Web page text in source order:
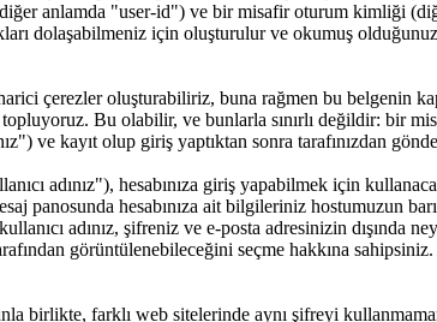
anlamda "user-id") ve bir misafir oturum kimliği
dolaşabilmeniz için oluşturulur ve okumuş
çerezler oluşturabiliriz, buna rağmen bu belgenin
Bu olabilir, ve bunlarla sınırlı değildir: bir
ve kayıt olup giriş yaptıktan sonra tarafınızdan
adınız"), hesabınıza giriş yapabilmek için
panosunda hesabınıza ait bilgileriniz hostumuzun
adınız, şifreniz ve e-posta adresinizin dışında
görüntülenebileceğini seçme hakkına
birlikte, farklı web sitelerinde aynı şifreyi